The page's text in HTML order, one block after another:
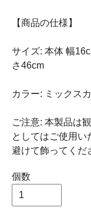
【商品の仕様】
サイズ: 本体 幅
さ46cm
カラー: ミックス
ご注意: 本製品は
としてはご使用い
避けて飾ってくだ
個数